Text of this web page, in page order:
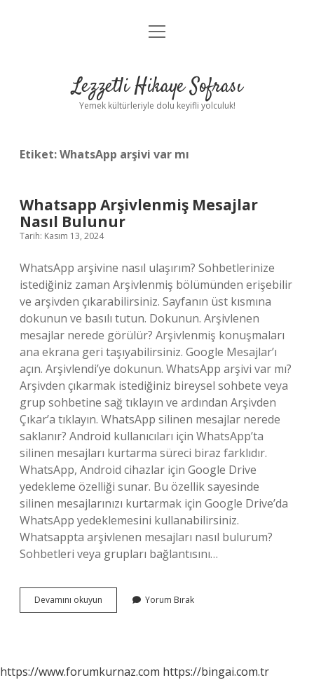
Anasayfa
Yasal Uyarı
menüyü
Lezzetli Hikaye Sofrası
Yemek kültürleriyle dolu keyifli yolculuk!
Etiket:WhatsApp arşivi var mı
Whatsapp Arşivlenmiş Mesajlar
Nasıl Bulunur
Tarih: Kasım 13, 2024
WhatsApp arşivine nasıl ulaşırım? Sohbetlerinize
istediğiniz zaman Arşivlenmiş bölümünden erişebilir
ve arşivden çıkarabilirsiniz. Sayfanın üst kısmına
dokunun ve basılı tutun. Dokunun. Arşivlenen
mesajlar nerede görülür? Arşivlenmiş konuşmaları
ana ekrana geri taşıyabilirsiniz. Google Mesajlar’ı
açın. Arşivlendi’ye dokunun. WhatsApp arşivi var mı?
Arşivden çıkarmak istediğiniz bireysel sohbete veya
grup sohbetine sağ tıklayın ve ardından Arşivden
Çıkar’a tıklayın. WhatsApp silinen mesajlar nerede
saklanır? Android kullanıcıları için WhatsApp’ta
silinen mesajları kurtarma süreci biraz farklıdır.
WhatsApp, Android cihazlar için Google Drive
yedekleme özelliği sunar. Bu özellik sayesinde
silinen mesajlarınızı kurtarmak için Google Drive’da
WhatsApp yedeklemesini kullanabilirsiniz.
Whatsappta arşivlenen mesajları nasıl bulurum?
Sohbetleri veya grupları bağlantısını…
Devamını okuyun Whatsapp
Arşivlenmiş
Yorum Bırak
https://www.forumkurnaz.com https://bingai.com.tr